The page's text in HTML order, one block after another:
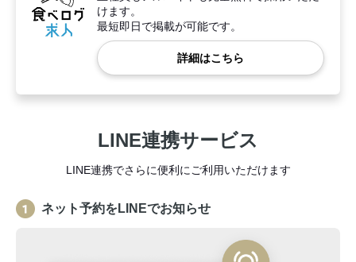
けます。
最短即日で掲載が可能です。
詳細はこちら
LINE連携サービス
LINE連携でさらに便利にご利用いただけます
ネット予約をLINEでお知らせ